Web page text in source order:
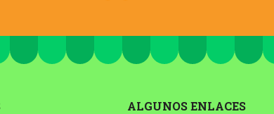
ALGUNOS ENLACES